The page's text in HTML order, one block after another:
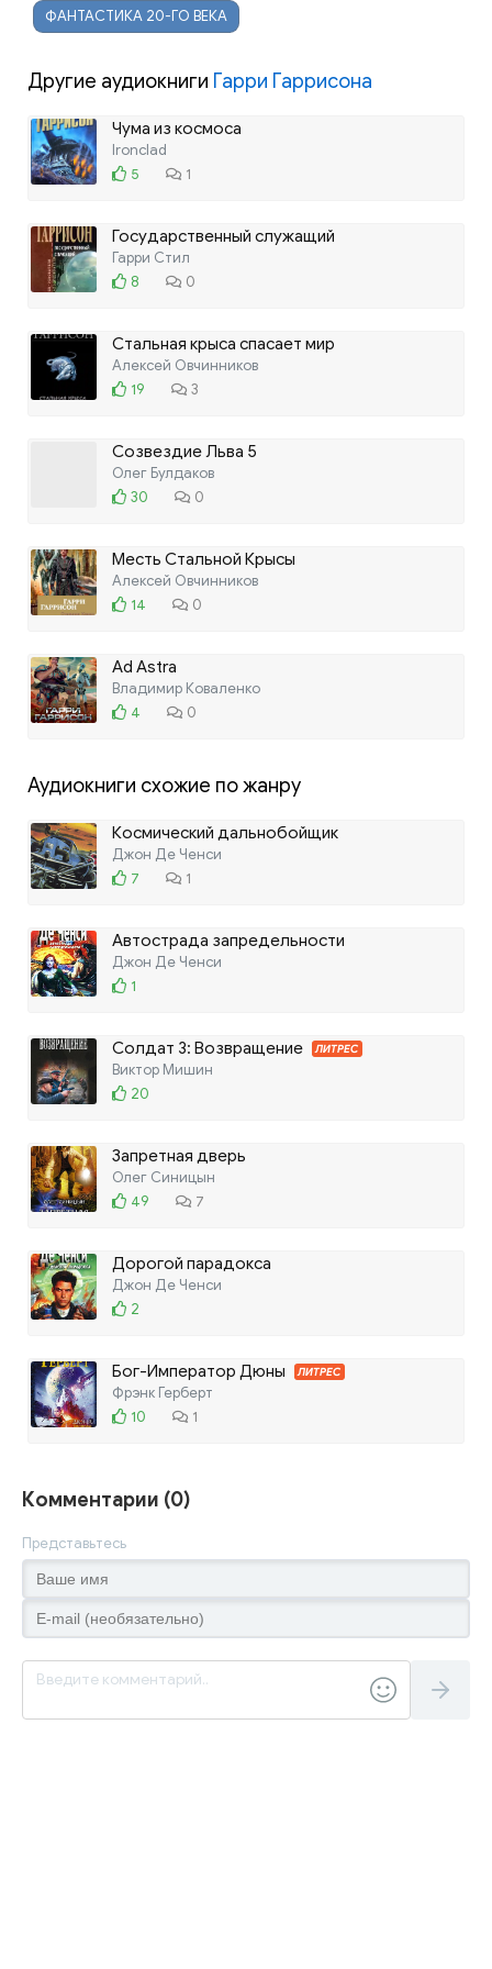
ФАНТАСТИКА 20-ГО ВЕКА
Другие аудиокниги Гарри Гаррисона
Чума из космоса
Ironclad
5
1
Государственный служащий
Гарри Стил
8
0
Стальная крыса спасает мир
Алексей Овчинников
19
3
Созвездие Льва 5
Олег Булдаков
30
0
Месть Стальной Крысы
Алексей Овчинников
14
0
Ad Astra
Владимир Коваленко
4
0
Аудиокниги схожие по жанру
Космический дальнобойщик
Джон Де Ченси
7
1
Автострада запредельности
Джон Де Ченси
1
Солдат 3: Возвращение ЛИТРЕС
Виктор Мишин
20
Запретная дверь
Олег Синицын
49
7
Дорогой парадокса
Джон Де Ченси
2
Бог-Император Дюны ЛИТРЕС
Фрэнк Герберт
10
1
Комментарии (0)
Представьтесь